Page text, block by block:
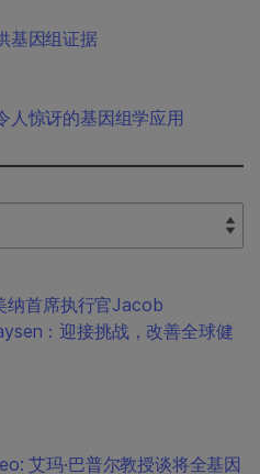
基因组证据
人惊讶的基因组学应用
纳首席执行官Jacob
：迎接挑战，改善全球健
艾玛·巴普尔教授谈将全基因